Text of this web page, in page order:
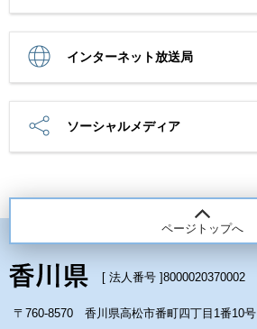
インターネット放送局
ソーシャルメディア
ページトップへ
[ 法人番号 ]8000020370002
〒760-8570 香川県高松市番町四丁目1番10号